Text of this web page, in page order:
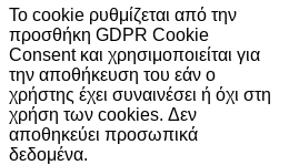
Το cookie ρυθμίζεται από την
προσθήκη GDPR Cookie
Consent και χρησιμοποιείται για
την αποθήκευση του εάν ο
χρήστης έχει συναινέσει ή όχι στη
χρήση των cookies. Δεν
αποθηκεύει προσωπικά
δεδομένα.